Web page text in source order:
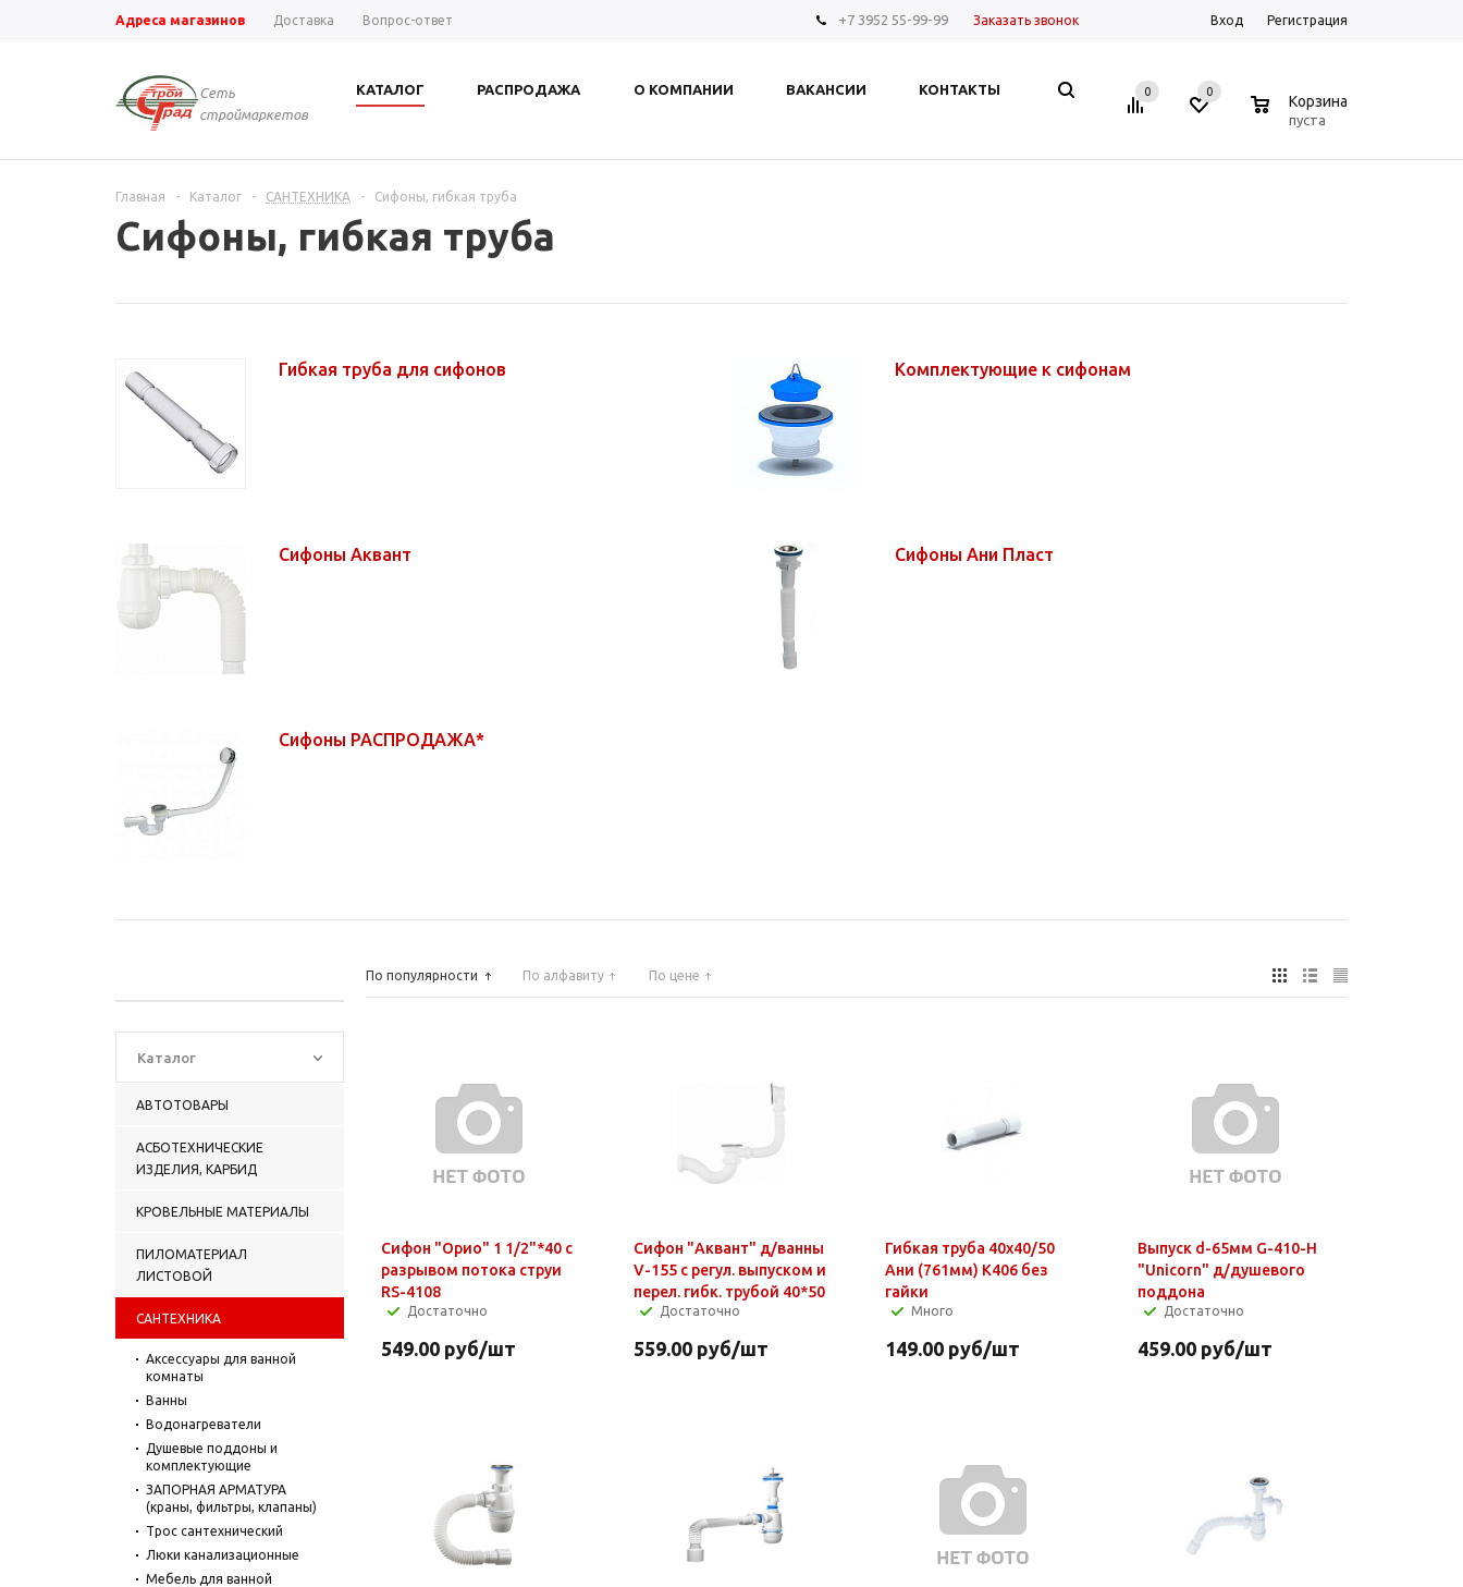
Адреса магазинов Доставка Вопрос-ответ +7 3952 55-99-99 Заказать звонок Вход Регистрация
Сеть
строймаркетов
КАТАЛОГ РАСПРОДАЖА О КОМПАНИИ ВАКАНСИИ КОНТАКТЫ 0 0
Корзина
пуста
Главная - Каталог - САНТЕХНИКА - Сифоны, гибкая труба
Сифоны, гибкая труба
Гибкая труба для сифонов Комплектующие к сифонам
Сифоны Аквант Сифоны Ани Пласт
Сифоны РАСПРОДАЖА*
Каталог
АВТОТОВАРЫ
АСБОТЕХНИЧЕСКИЕ
ИЗДЕЛИЯ, КАРБИД
КРОВЕЛЬНЫЕ МАТЕРИАЛЫ
ПИЛОМАТЕРИАЛ
ЛИСТОВОЙ
САНТЕХНИКА
Аксессуары для ванной
комнаты
Ванны
Водонагреватели
Душевые поддоны и
комплектующие
ЗАПОРНАЯ АРМАТУРА
(краны, фильтры, клапаны)
Трос сантехнический
Люки канализационные
Мебель для ванной
По популярности По алфавиту По цене
Сифон "Орио" 1 1/2"*40 с
разрывом потока струи
RS-4108
Достаточно
549.00 руб/шт
Сифон "Аквант" д/ванны
V-155 с регул. выпуском и
перел. гибк. трубой 40*50
Достаточно
559.00руб/шт
Гибкая труба 40х40/50
Ани (761мм) К406 без
гайки
Много
149.00 руб/шт
Выпуск d-65мм G-410-H
"Unicorn" д/душевого
поддона
Достаточно
459.00руб/шт